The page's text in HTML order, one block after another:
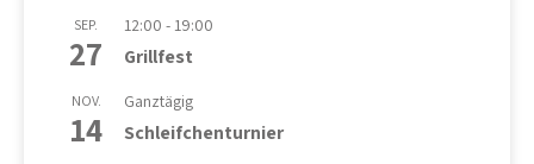
SEP.
27
12:00 - 19:00
Grillfest
NOV.
14
Ganztägig
Schleifchenturnier